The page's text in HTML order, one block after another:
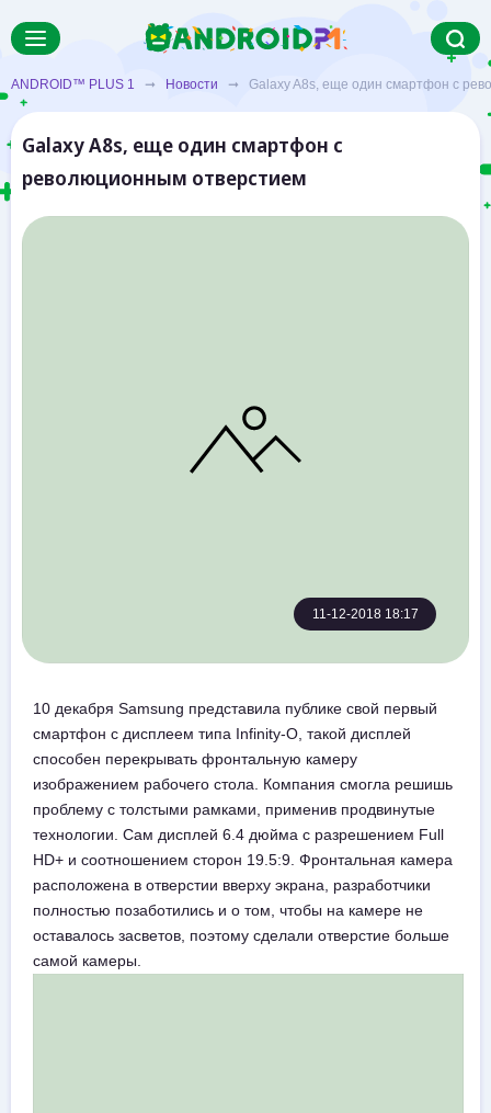
ANDROID™ PLUS 1 ➞ Новости ➞ Galaxy A8s, еще один смартфон с
Galaxy A8s, еще один смартфон с
революционным отверстием
11-12-2018 18:17
10 декабря Samsung представила публике свой первый
смартфон с дисплеем типа Infinity-O, такой дисплей
способен перекрывать фронтальную камеру
изображением рабочего стола. Компания смогла решишь
проблему с толстыми рамками, применив продвинутые
технологии. Сам дисплей 6.4 дюйма с разрешением Full
HD+ и соотношением сторон 19.5:9. Фронтальная камера
расположена в отверстии вверху экрана, разработчики
полностью позаботились и о том, чтобы на камере не
оставалось засветов, поэтому сделали отверстие больше
самой камеры.